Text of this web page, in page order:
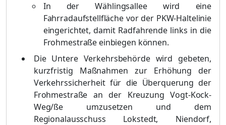
In der Wählingsallee wird eine
Fahrradaufstellfläche vor der PKW-Haltelinie
eingerichtet, damit Radfahrende links in die
Frohmestraße einbiegen können.
Die Untere Verkehrsbehörde wird gebeten,
kurzfristig Maßnahmen zur Erhöhung der
Verkehrssicherheit für die Überquerung der
Frohmestraße an der Kreuzung Vogt-Kock-
Weg/ße umzusetzen und dem
Regionalausschuss Lokstedt, Niendorf,